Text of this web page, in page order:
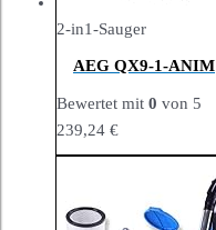
2-in1-Sauger
AEG QX9-1-ANIM
Bewertet mit 0 von 5
239,24 €